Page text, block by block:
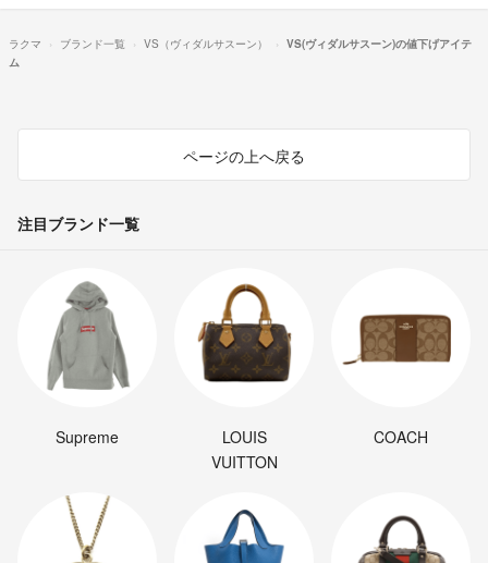
ラクマ ブランド一覧 VS（ヴィダルサスーン）
VS(ヴィダルサスーン)の値下げアイテ
ム
ページの上へ戻る
注目ブランド一覧
Supreme
LOUIS
VUITTON
COACH